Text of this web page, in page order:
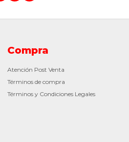
Compra
Atención Post Venta
Términos de compra
Términos y Condiciones Legales